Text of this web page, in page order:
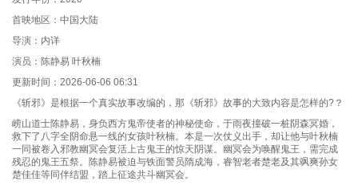
首映地区：中国大陆
导演：内详
演员：陈静易 叶秋楠
更新时间：2026-06-06 06:31
《斩邪》是根据一个真实故事改编的，那《斩邪》故事的大致内容是怎样的?？
崂山道士陈静易，身负西方鬼帝使者的神秘使命，于雨夜撞破一桩阴森冥婚，
救下了八字全阴命悬一线的女孩叶秋楠。本是一次仗义出手，却让他与叶秋楠
一同被卷入邪教幽冥会复活上古鬼王的惊天阴谋。幽冥会为唤醒鬼王，需完成
残忍的鬼王五祭。陈静易被迫与铁面警员隋成海，睿智老者楚老及其飒爽孙女
楚佳佳等同伴结盟，踏上征途共斗幽冥会。